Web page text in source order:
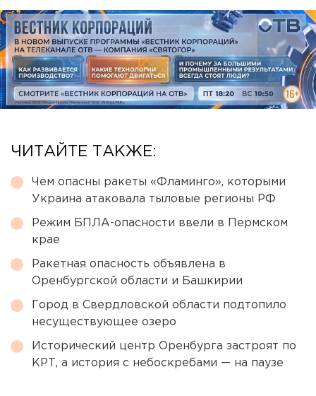
ЧИТАЙТЕ ТАКЖЕ:
Чем опасны ракеты «Фламинго», которыми
Украина атаковала тыловые регионы РФ
Режим БПЛА-опасности ввели в Пермском
крае
Ракетная опасность объявлена в
Оренбургской области и Башкирии
Город в Свердловской области подтопило
несуществующее озеро
Исторический центр Оренбурга застроят по
КРТ, а история с небоскребами — на паузе